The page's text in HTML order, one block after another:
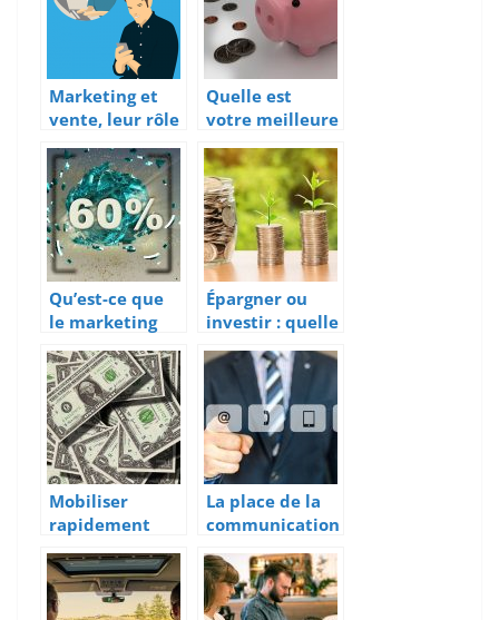
Marketing et
vente, leur rôle
dans la
création et le
maintien d’une
relation
durable avec
les clients
Quelle est
votre meilleure
banque ?
Qu’est-ce que
le marketing
promotionnel?
Épargner ou
investir : quelle
est la meilleure
option ?
Mobiliser
rapidement
des fonds pour
mon business ?
La place de la
communication
dans votre
entreprise